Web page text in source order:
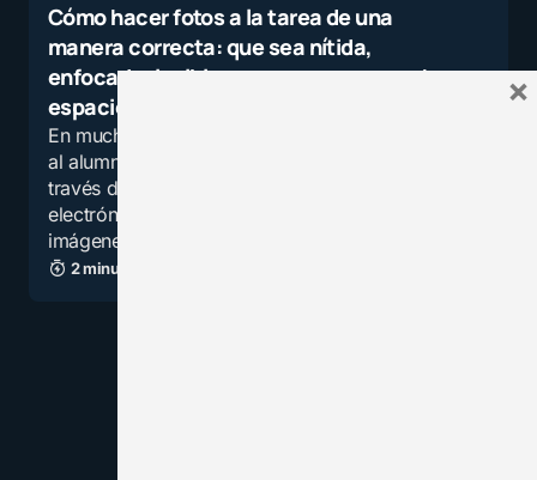
Cómo hacer fotos a la tarea de una
manera correcta: que sea nítida,
enfocada, legible y que no ocupe mucho
espacio
En muchas de las tareas que se está pidiendo
al alumnado, la forma de entrega está siendo a
través de fotos que se envían por correo
electrónico. Sin embargo, muchas veces las
imágenes llegan…
2 minutos de lectura
×